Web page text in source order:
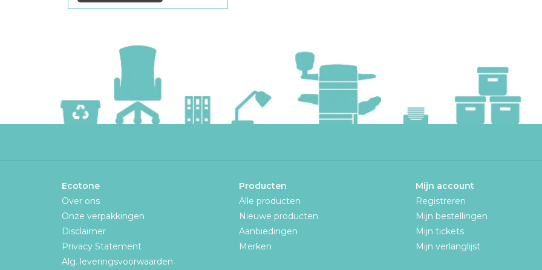
Ecotone
Over ons
Onze verpakkingen
Disclaimer
Privacy Statement
Alg. leveringsvoorwaarden
Producten
Alle producten
Nieuwe producten
Aanbiedingen
Merken
Mijn account
Registreren
Mijn bestellingen
Mijn tickets
Mijn verlanglijst